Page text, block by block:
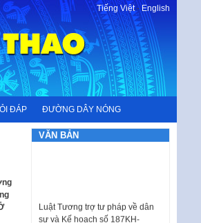
Tiếng Việt-English
ĐÁP ĐƯỜNG DÂY NÓNG
VĂN BẢN
sự và Kế hoạch số 187KH-
UBND ngày 0752026 của